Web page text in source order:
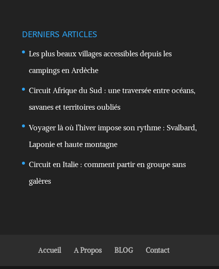
DERNIERS ARTICLES
Les plus beaux villages accessibles depuis les
campings en Ardèche
Circuit Afrique du Sud : une traversée entre océans,
savanes et territoires oubliés
Voyager là où l’hiver impose son rythme : Svalbard,
Laponie et haute montagne
Circuit en Italie : comment partir en groupe sans
galères
Accueil A Propos BLOG Contact